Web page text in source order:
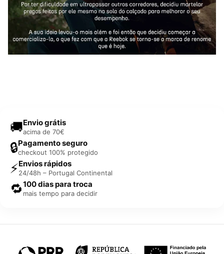
🚚Envio grátis
acima de 70€
🔒Pagamento seguro
checkout 100% protegido
⚡Envios rápidos
24/48h – Portugal Continental
🔁100 dias para troca
mais tempo para decidir